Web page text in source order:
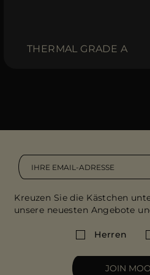
THERMAL GRADE A
Kreuzen Sie die Kästchen
unsere neuesten Angebote
Herren
JOIN